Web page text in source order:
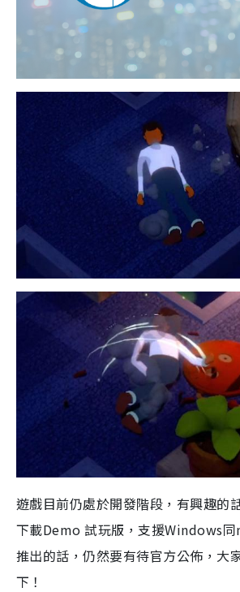
遊戲目前仍處於開發階段，有興趣的
下載Demo試玩版，支援Windows同
推出的話，仍然要有待官方公佈，大
下！